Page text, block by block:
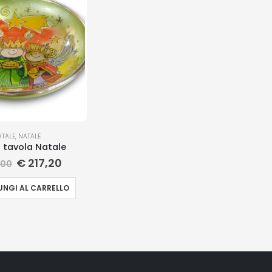
, NATALE
tavola Natale
€217,20
AL CARRELLO